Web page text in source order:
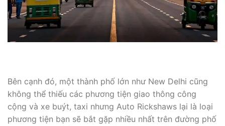
Bên cạnh đó, một thành phố lớn như New Delhi cũng
không thể thiếu các phương tiện giao thông công
cộng và xe buýt, taxi nhưng Auto Rickshaws lại là loại
phương tiện bạn sẽ bắt gặp nhiều nhất trên đường phố